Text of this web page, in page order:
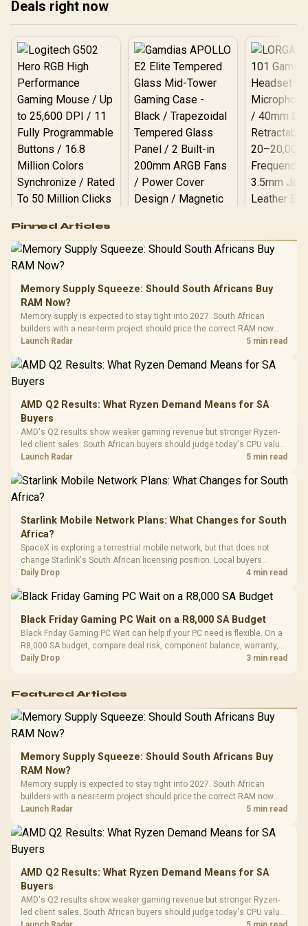
Deals right now
RGB High
Performance
Gaming Mouse / Up
to 25,600 DPI / 11
Programmable
Buttons / 16.8
Million Colors
Synchronize / Rated
To 50 Million Clicks
R599 In Stock
Gamdias APOLLO
Gaming Case -
Tempered Glass
Panel / 2 Built-in
200mm ARGB Fans /
Dust Filter / 3 Slot
R1,299 In Stock
LORGAR
Gaming
Frequency
Cushions /
R369
Pinned Articles
Memory Supply Squeeze: Should South Africans Buy
RAM Now?
Memory supply is expected to stay tight into 2027. South African
builders with a near-term project should price the correct RAM now
instead of waiting for an assumed drop.
Launch Radar 5 min read
AMD Q2 Results: What Ryzen Demand Means for SA
Buyers
AMD's Q2 results show weaker gaming revenue but stronger Ryzen-
led client sales. South African buyers should judge today's CPU value
by platform cost, not the headline alone.
Launch Radar 5 min read
Starlink Mobile Network Plans: What Changes for South
Africa?
SpaceX is exploring a terrestrial mobile network, but that does not
change Starlink's South African licensing position. Local buyers
should wait for formal authorisation and launch terms.
Daily Drop 4 min read
Black Friday Gaming PC Wait on a R8,000 SA Budget
Black Friday Gaming PC Wait can help if your PC need is flexible. On a
R8,000 SA budget, compare deal risk, component balance, warranty,
and timing before waiting.
Daily Drop 3 min read
Featured Articles
Memory Supply Squeeze: Should South Africans Buy
RAM Now?
Memory supply is expected to stay tight into 2027. South African
builders with a near-term project should price the correct RAM now
instead of waiting for an assumed drop.
Launch Radar 5 min read
AMD Q2 Results: What Ryzen Demand Means for SA
Buyers
AMD's Q2 results show weaker gaming revenue but stronger Ryzen-
led client sales. South African buyers should judge today's CPU value